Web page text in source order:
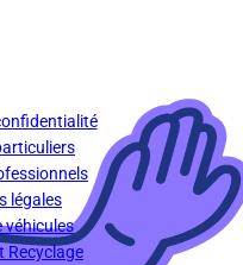
légales
véhicules
Recyclage